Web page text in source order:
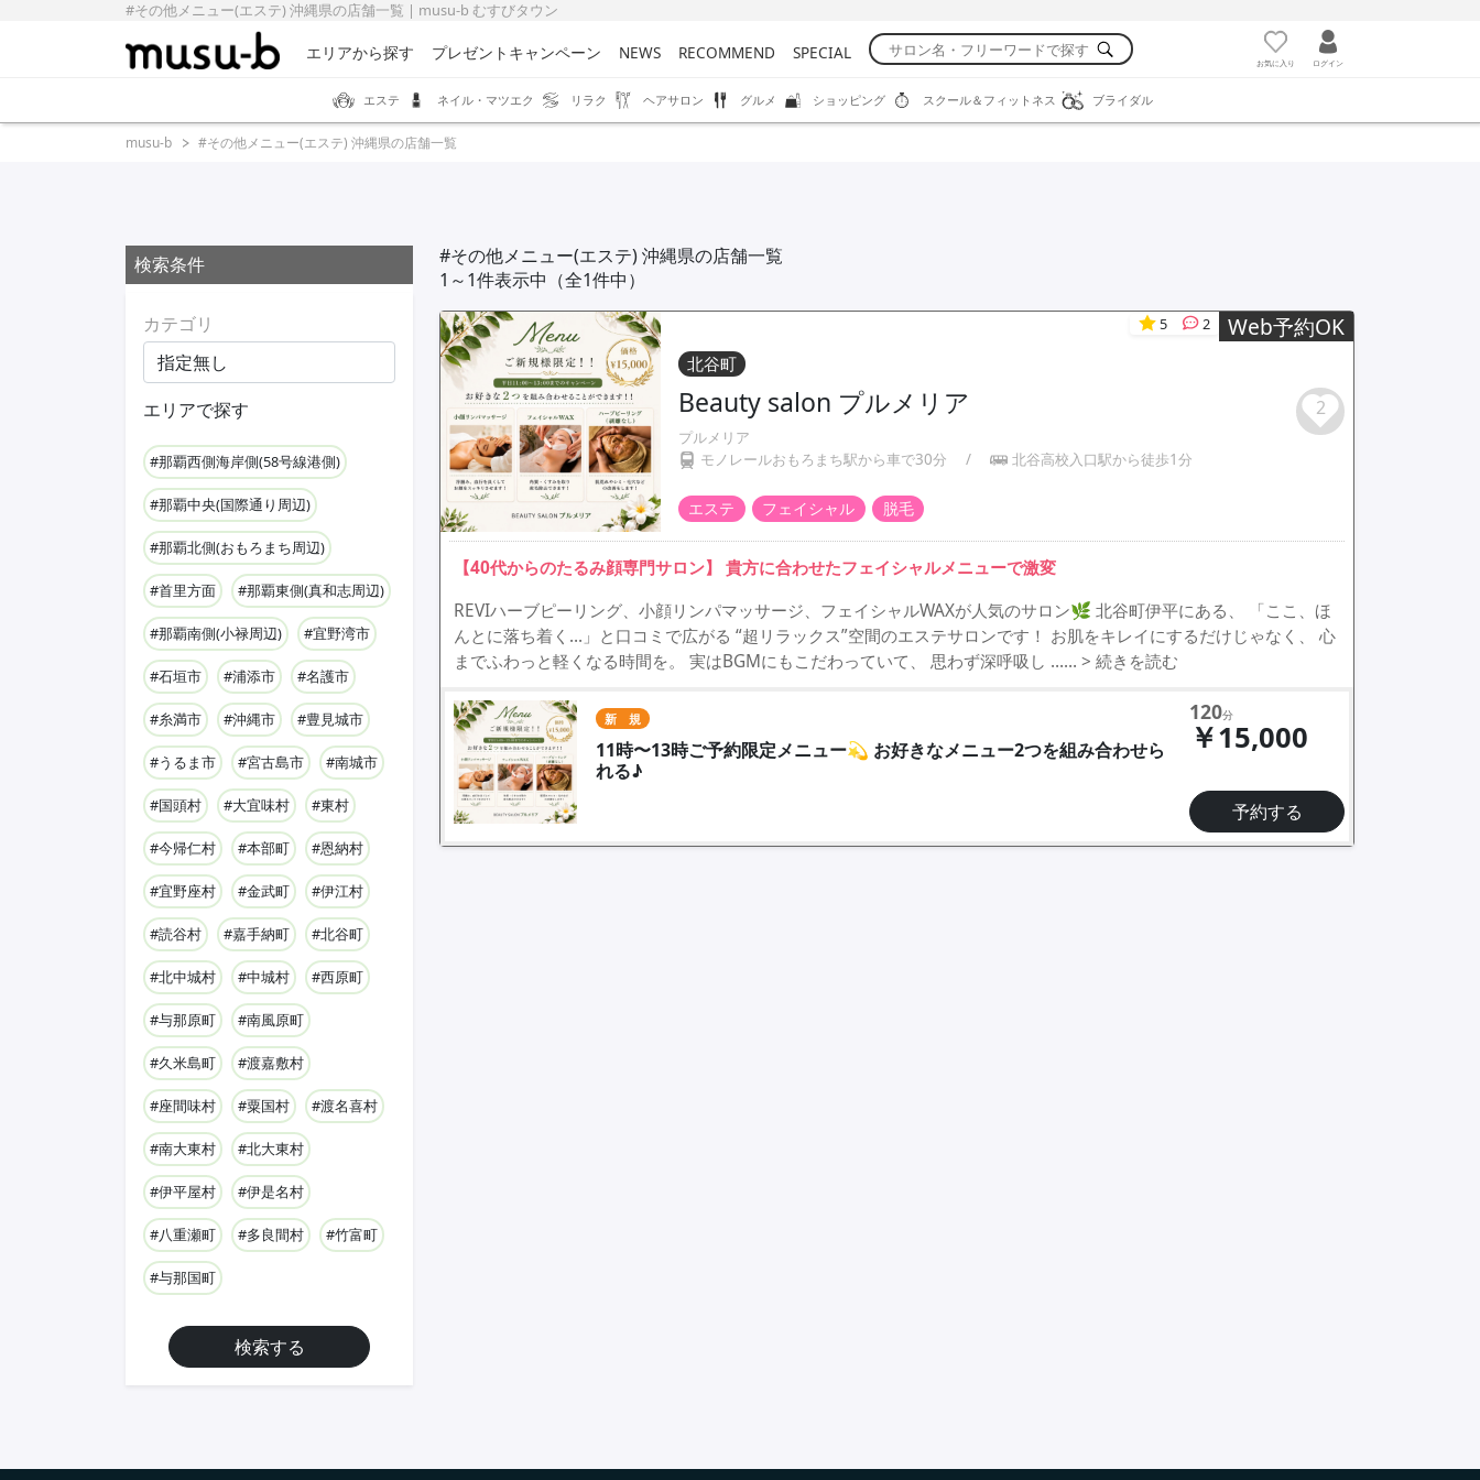
#その他メニュー(エステ) 沖縄県の店舗一覧 | musu-b むすびタウン
エリアから探す プレゼントキャンペーン NEWS RECOMMEND SPECIAL お気に入り ログイン
エステ ネイル・マツエク リラク ヘアサロン グルメ ショッピング スクール＆フィットネス ブライダル
musu-b #その他メニュー(エステ) 沖縄県の店舗一覧
検索条件
カテゴリ
エリアで探す
#那覇西側海岸側(58号線港側)
#那覇中央(国際通り周辺)
#那覇北側(おもろまち周辺)
#首里方面 #那覇東側(真和志周辺)
#那覇南側(小禄周辺) #宜野湾市
#石垣市 #浦添市 #名護市
#糸満市 #沖縄市 #豊見城市
#うるま市 #宮古島市 #南城市
#国頭村 #大宜味村 #東村
#今帰仁村 #本部町 #恩納村
#宜野座村 #金武町 #伊江村
#読谷村 #嘉手納町 #北谷町
#北中城村 #中城村 #西原町
#与那原町 #南風原町
#久米島町 #渡嘉敷村
#座間味村 #粟国村 #渡名喜村
#南大東村 #北大東村
#伊平屋村 #伊是名村
#八重瀬町 #多良間村 #竹富町
#与那国町
検索する
#その他メニュー(エステ) 沖縄県の店舗一覧
1～1件表示中（全1件中）
Web予約OK
エステ フェイシャル 脱毛
北谷町
5 2
Beauty salon プルメリア
プルメリア
モノレールおもろまち駅から車で30分
/ 北谷高校入口駅から徒歩1分
2
【40代からのたるみ顔専門サロン】 貴方に合わせたフェイシャルメニューで激変
REVIハーブピーリング、小顔リンパマッサージ、フェイシャルWAXが人気のサロン🌿 北谷町伊平にある、 「ここ、ほ
んとに落ち着く…」と口コミで広がる “超リラックス”空間のエステサロンです！ お肌をキレイにするだけじゃなく、 心
までふわっと軽くなる時間を。 実はBGMにもこだわっていて、 思わず深呼吸し …… > 続きを読む
新 規
11時〜13時ご予約限定メニュー💫 お好きなメニュー2つを組み合わせら
れる♪
120分
￥15,000
予約する